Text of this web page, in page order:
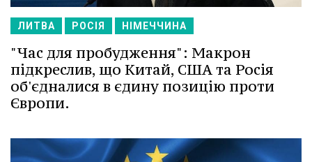
ЛИТВА РОСІЯ НІМЕЧЧИНА
"Час для пробудження": Макрон
підкреслив, що Китай, США та Росія
об'єдналися в єдину позицію проти
Європи.